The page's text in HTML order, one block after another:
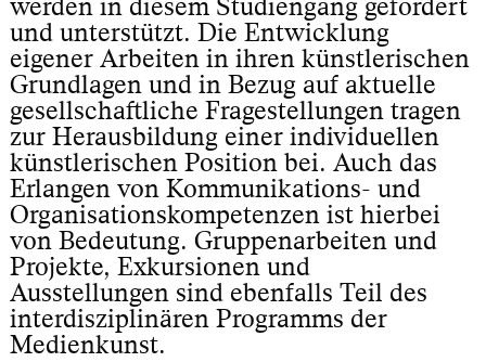
werden in diesem Studiengang gefördert
und unterstützt. Die Entwicklung
eigener Arbeiten in ihren künstlerischen
Grundlagen und in Bezug auf aktuelle
gesellschaftliche Fragestellungen tragen
zur Herausbildung einer individuellen
künstlerischen Position bei. Auch das
Erlangen von Kommunikations- und
Organisationskompetenzen ist hierbei
von Bedeutung. Gruppenarbeiten und
Projekte, Exkursionen und
Ausstellungen sind ebenfalls Teil des
interdisziplinären Programms der
Medienkunst.